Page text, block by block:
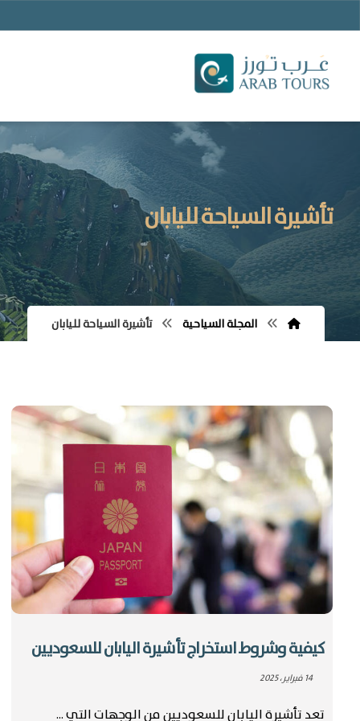
تأشيرة السياحة لليابان
المجلة السياحية تأشيرة السياحة لليابان
كيفية وشروط استخراج تأشيرة اليابان للسعوديين
14 فبراير، 2025
تعد تأشيرة اليابان للسعوديين من الوجهات التي ...